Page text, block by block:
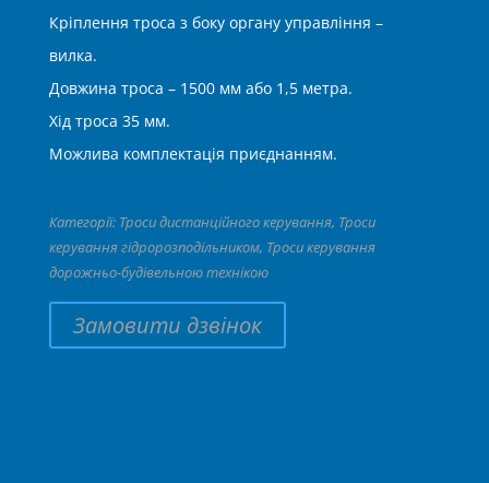
Кріплення троса з боку органу управління –
вилка.
Довжина троса – 1500 мм або 1,5 метра.
Хід троса 35 мм.
Можлива комплектація приєднанням.
Категорії: Троси дистанційного керування, Троси
керування гідророзподільником, Троси керування
дорожньо-будівельною технікою
Замовити дзвінок